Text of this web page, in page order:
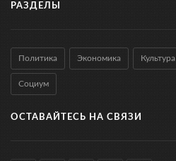
РАЗДЕЛЫ
Политика Экономика Культура
Социум
ОСТАВАЙТЕСЬ НА СВЯЗИ